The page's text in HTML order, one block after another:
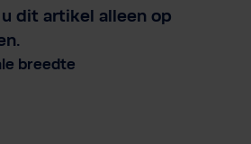
dit artikel alleen op
breedte